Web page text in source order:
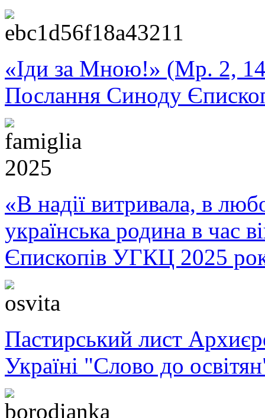
«Іди за Мною!» (Мр. 2,
Послання Синоду
«В надії витривала, в
українська родина в час
Єпископів УГКЦ 2025
Пастирський лист
Україні "Слово до